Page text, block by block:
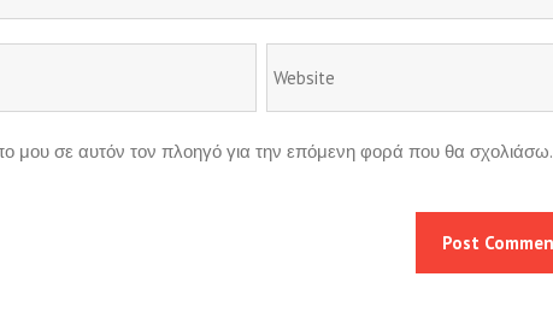
μου σε αυτόν τον πλοηγό για την επόμενη φορά που θα σχολιάσω.